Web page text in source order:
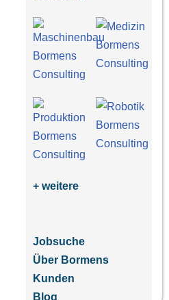
+ weitere
Jobsuche
Über Bormens
Kunden
Blog